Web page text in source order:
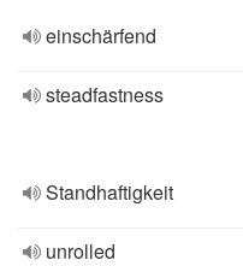
einschärfend
steadfastness
Standhaftigkeit
unrolled